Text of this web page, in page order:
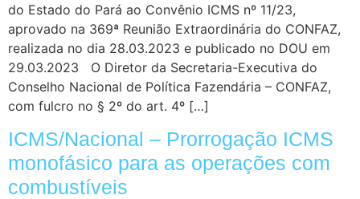
do Estado do Pará ao Convênio ICMS nº 11/23,
aprovado na 369ª Reunião Extraordinária do CONFAZ,
realizada no dia 28.03.2023 e publicado no DOU em
29.03.2023 O Diretor da Secretaria-Executiva do
Conselho Nacional de Política Fazendária – CONFAZ,
com fulcro no § 2º do art. 4º […]
ICMS/Nacional – Prorrogação ICMS
monofásico para as operações com
combustíveis